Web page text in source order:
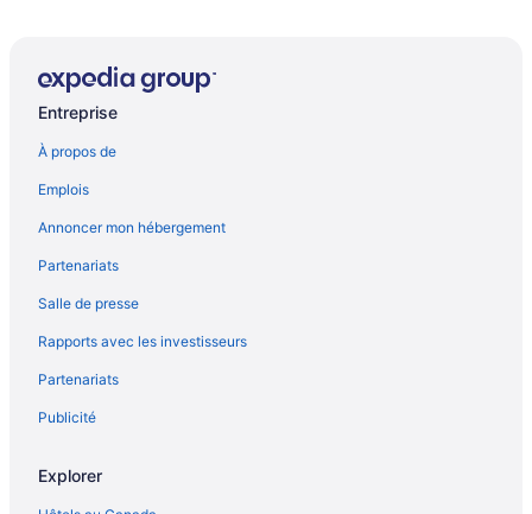
Tulum – Hôtels
Complexes et hôtels avec casino – Puerto Aventuras
Complexes et hôtels tout inclus – Puerto Aventuras
Puerto Aventuras – Hôtels
Tulum – Hôtels-résidences
Tulum – Auberges de jeunesse
Tulum – Cabanes dans les arbres
Tulum – Chalets rustiques
Hôtels acceptant les animaux – Tulum
Complexes et hôtels avec casino – Tulum
Entreprise
À propos de
Emplois
Annoncer mon hébergement
Partenariats
Salle de presse
Rapports avec les investisseurs
Partenariats
Publicité
Explorer